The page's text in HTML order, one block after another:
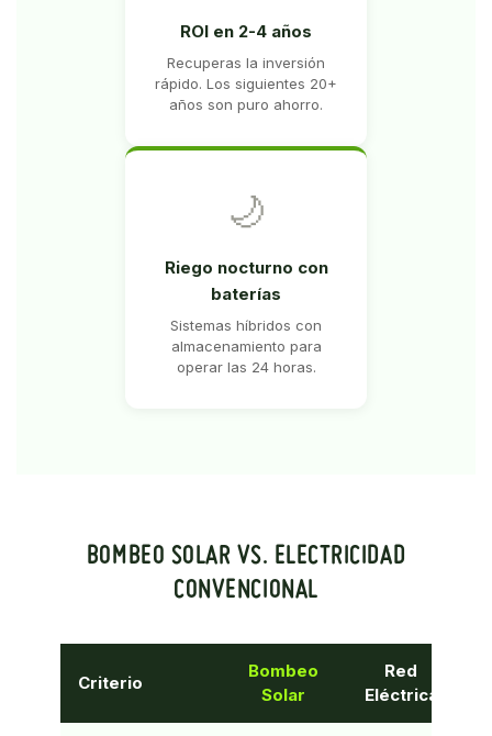
ROI en 2-4 años
Recuperas la inversión
rápido. Los siguientes 20+
años son puro ahorro.
🌙
Riego nocturno con
baterías
Sistemas híbridos con
almacenamiento para
operar las 24 horas.
BOMBEO SOLAR VS. ELECTRICIDAD
CONVENCIONAL
Criterio
Bombeo
Solar
Red
Eléctrica